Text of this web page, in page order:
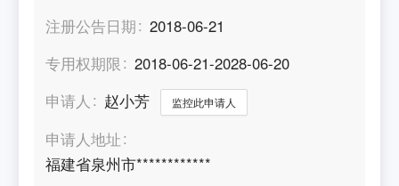
注册公告日期
2018-06-21
专用权期限
2018-06-21-2028-06-20
申请人
赵小芳 监控此申请人
申请人地址
福建省泉州市************